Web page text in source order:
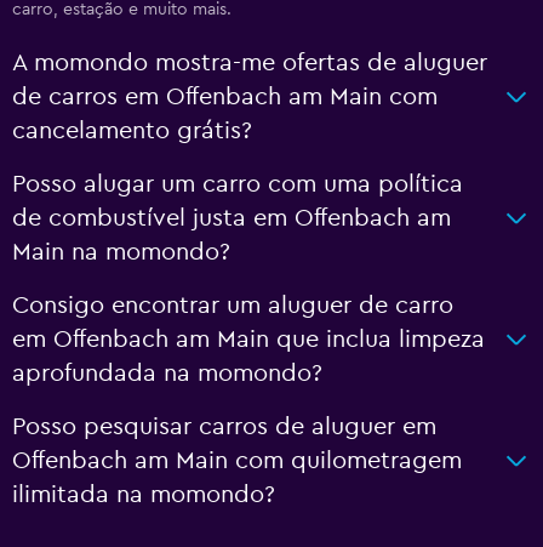
carro, estação e muito mais.
A momondo mostra-me ofertas de aluguer
de carros em Offenbach am Main com
cancelamento grátis?
Posso alugar um carro com uma política
de combustível justa em Offenbach am
Main na momondo?
Consigo encontrar um aluguer de carro
em Offenbach am Main que inclua limpeza
aprofundada na momondo?
Posso pesquisar carros de aluguer em
Offenbach am Main com quilometragem
ilimitada na momondo?